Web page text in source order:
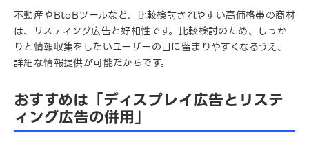
不動産やBtoBツールなど、比較検討されやすい高価格帯の商材
は、リスティング広告と好相性です。比較検討のため、しっか
りと情報収集をしたいユーザーの目に留まりやすくなるうえ、
詳細な情報提供が可能だからです。
おすすめは「ディスプレイ広告とリステ
ィング広告の併用」